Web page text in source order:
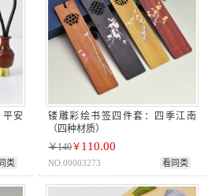
平安
类
镂雕彩绘书签四件套：四季江南
（四种材质）
￥140￥ 110.00
NO.00003273 看同类